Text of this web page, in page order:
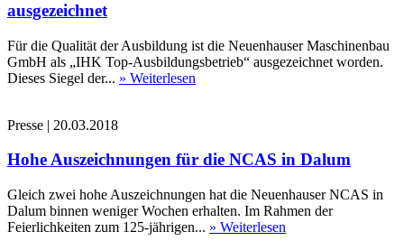
ausgezeichnet
Für die Qualität der Ausbildung ist die Neuenhauser Maschinenbau
GmbH als „IHK Top-Ausbildungsbetrieb“ ausgezeichnet worden.
Dieses Siegel der... » Weiterlesen
Presse | 20.03.2018
Hohe Auszeichnungen für die NCAS in Dalum
Gleich zwei hohe Auszeichnungen hat die Neuenhauser NCAS in
Dalum binnen weniger Wochen erhalten. Im Rahmen der
Feierlichkeiten zum 125-jährigen... » Weiterlesen